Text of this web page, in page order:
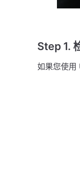
Step 1.
如果您使用